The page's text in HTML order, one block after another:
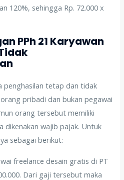
120%, sehingga Rp. 72.000 x
PPh 21 Karyawan
penghasilan tetap dan tidak
pribadi dan bukan pegawai
orang tersebut memiliki
dikenakan wajib pajak. Untuk
sebagai berikut:
freelance desain gratis di PT
Dari gaji tersebut maka